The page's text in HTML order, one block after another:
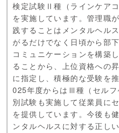
検定試験Ⅱ種（ラインケア
を実施しています。管理職
践することはメンタルヘル
がるだけでなく日頃から部
コミュニケーションを構築
ることから、上位資格への
に指定し、積極的な受験を
025年度からはⅢ種（セル
別試験も実施して従業員に
を提供しています。今後も
ンタルヘルスに対する正し